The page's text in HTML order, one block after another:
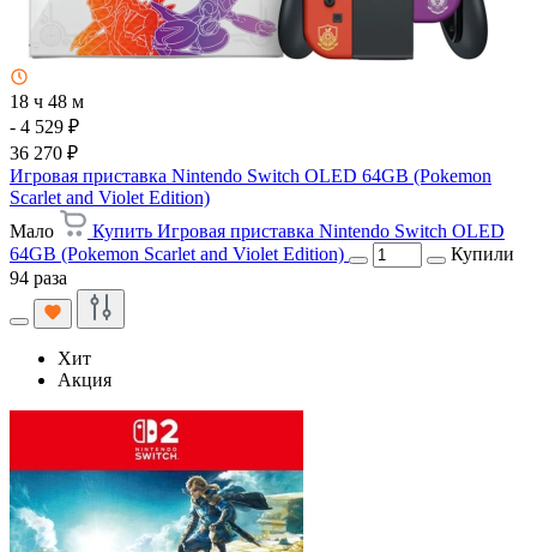
18 ч 48 м
- 4 529 ₽
36 270 ₽
Игровая приставка Nintendo Switch OLED 64GB (Pokemon
Scarlet and Violet Edition)
Мало
Купить Игровая приставка Nintendo Switch OLED
64GB (Pokemon Scarlet and Violet Edition)
Купили
94 раза
Хит
Акция